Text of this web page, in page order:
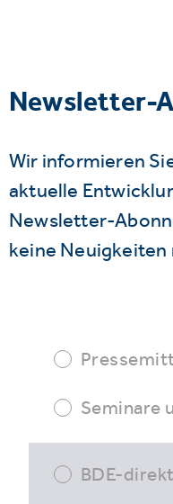
Newsletter-
Wir informieren
aktuelle
Newsletter-
keine Neuigkeiten
Seminare
BDE-direkt